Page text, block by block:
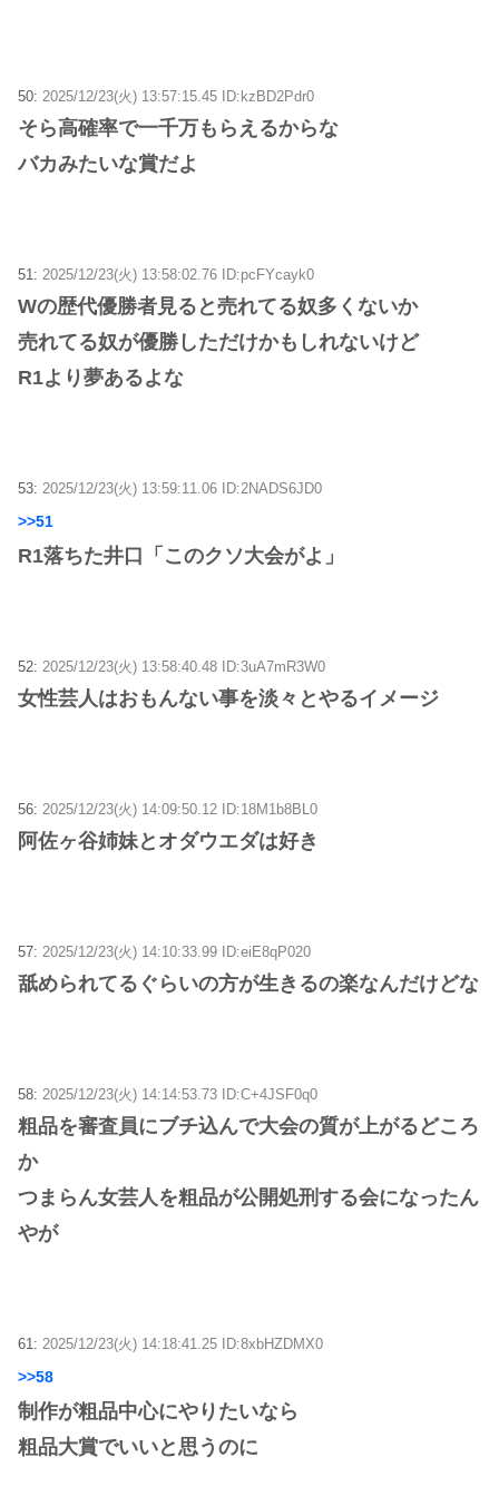
50: 2025/12/23(火) 13:57:15.45 ID:kzBD2Pdr0
そら高確率で一千万もらえるからな
バカみたいな賞だよ
51: 2025/12/23(火) 13:58:02.76 ID:pcFYcayk0
Wの歴代優勝者見ると売れてる奴多くないか
売れてる奴が優勝しただけかもしれないけど
R1より夢あるよな
53: 2025/12/23(火) 13:59:11.06 ID:2NADS6JD0
>>51
R1落ちた井口「このクソ大会がよ」
52: 2025/12/23(火) 13:58:40.48 ID:3uA7mR3W0
女性芸人はおもんない事を淡々とやるイメージ
56: 2025/12/23(火) 14:09:50.12 ID:18M1b8BL0
阿佐ヶ谷姉妹とオダウエダは好き
57: 2025/12/23(火) 14:10:33.99 ID:eiE8qP020
舐められてるぐらいの方が生きるの楽なんだけどな
58: 2025/12/23(火) 14:14:53.73 ID:C+4JSF0q0
粗品を審査員にブチ込んで大会の質が上がるどころ
か
つまらん女芸人を粗品が公開処刑する会になったん
やが
61: 2025/12/23(火) 14:18:41.25 ID:8xbHZDMX0
>>58
制作が粗品中心にやりたいなら
粗品大賞でいいと思うのに